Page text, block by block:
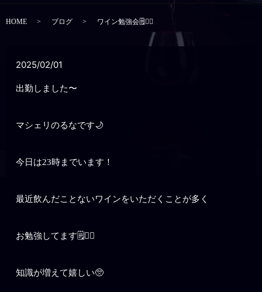
HOME ブログ ワイン勉強会🗒✍🏻
2025/02/01
出勤しました〜
マシェリのるなです🌙
今日は23時までいます！
最近飲んだことないワインをいただくことが多く
お勉強してます🗒✍🏻
知識が増えて嬉しい🥺